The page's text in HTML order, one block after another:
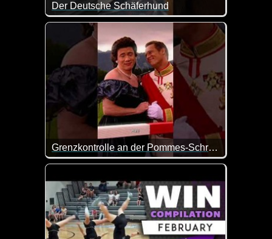
Der Deutsche Schäferhund
Witziger kann man den deutschen Schäferhund
Grenzkontrolle an der Pommes-Schranke
Einmal Schranke mit Rot-Weiß, bitte! Aber ohne